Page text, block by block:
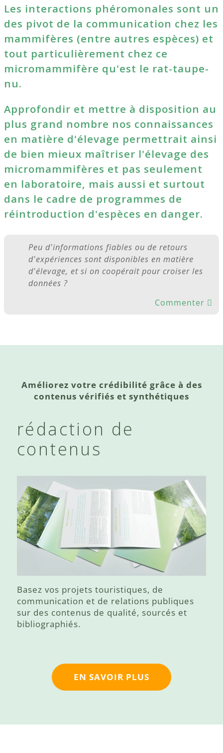
Les interactions phéromonales sont un
des pivot de la communication chez les
mammifères (entre autres espèces) et
tout particulièrement chez ce
micromammifère qu'est le rat-taupe-
nu.
Approfondir et mettre à disposition au
plus grand nombre nos connaissances
en matière d'élevage permettrait ainsi
de bien mieux maîtriser l'élevage des
micromammifères et pas seulement
en laboratoire, mais aussi et surtout
dans le cadre de programmes de
réintroduction d'espèces en danger.
Peu d'informations fiables ou de retours
d'expériences sont disponibles en matière
d'élevage, et si on coopérait pour croiser les
données ?
Commenter
Améliorez votre crédibilité grâce à des
contenus vérifiés et synthétiques
rédaction de
contenus
Basez vos projets touristiques, de
communication et de relations publiques
sur des contenus de qualité, sourcés et
bibliographiés.
EN SAVOIR PLUS